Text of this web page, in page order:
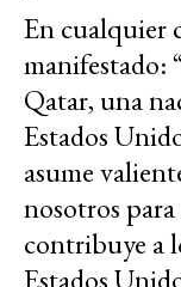
En cualquier
manifestado:
Qatar, una
Estados
asume
nosotros
contribuye a
Estados